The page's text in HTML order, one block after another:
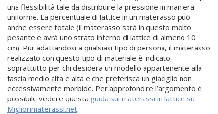
una flessibilità tale da distribuire la pressione in maniera
uniforme. La percentuale di lattice in un materasso può
anche essere totale (il materasso sarà in questo molto
pesante e avrà uno strato interno di lattice di almeno 10
cm). Pur adattandosi a qualsiasi tipo di persona, il materasso
realizzato con questo tipo di materiale è indicato
soprattutto per chi desidera un modello appartenente alla
fascia medio alta e alta e che preferisca un giaciglio non
eccessivamente morbido. Per approfondire l’argomento è
possibile vedere questa guida sui materassi in lattice su
Migliorimaterassi.net.